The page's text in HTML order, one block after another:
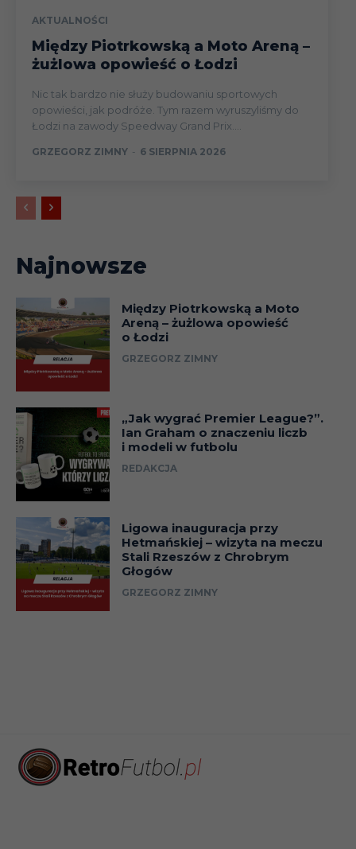
AKTUALNOŚCI
Między Piotrkowską a Moto Areną –
żużlowa opowieść o Łodzi
Nic tak bardzo nie służy budowaniu sportowych
opowieści, jak podróże. Tym razem wyruszyliśmy do
Łodzi na zawody Speedway Grand Prix....
GRZEGORZ ZIMNY - 6 SIERPNIA 2026
Najnowsze
Między Piotrkowską a Moto
Areną – żużlowa opowieść
o Łodzi
GRZEGORZ ZIMNY
„Jak wygrać Premier League?”.
Ian Graham o znaczeniu liczb
i modeli w futbolu
REDAKCJA
Ligowa inauguracja przy
Hetmańskiej – wizyta na meczu
Stali Rzeszów z Chrobrym
Głogów
GRZEGORZ ZIMNY